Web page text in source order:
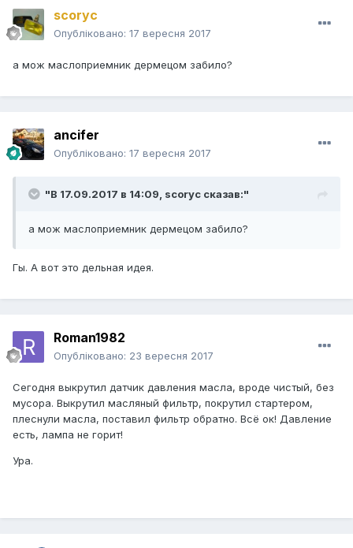
scoryc
Опубліковано: 17 вересня 2017
а мож маслоприемник дермецом забило?
ancifer
Опубліковано: 17 вересня 2017
"В 17.09.2017 в 14:09, scoryc сказав:"
а мож маслоприемник дермецом забило?
Гы. А вот это дельная идея.
Roman1982
Опубліковано: 23 вересня 2017
Сегодня выкрутил датчик давления масла, вроде чистый, без
мусора. Выкрутил масляный фильтр, покрутил стартером,
плеснули масла, поставил фильтр обратно. Всё ок! Давление
есть, лампа не горит!
Ура.